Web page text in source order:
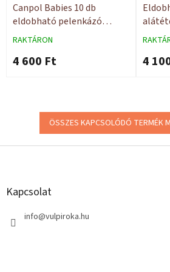
Canpol Babies 10 db
eldobható pelenkázó
alátét 90x60
RAKTÁRON
4 600 Ft
60x60
4
ÖSSZES KAPCSOLÓDÓ TERMÉK
L
Kapcsolat
info@vulpiroka.hu